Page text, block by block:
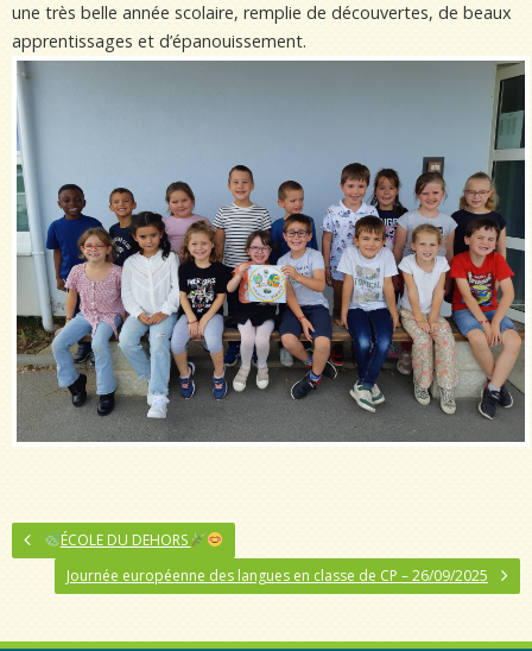
une très belle année scolaire, remplie de découvertes, de beaux
apprentissages et d’épanouissement.
ÉCOLE DU DEHORS
Journée européenne des langues en classe de CP – 26/09/2025